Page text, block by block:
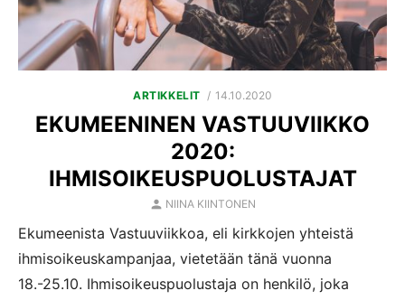
ARTIKKELIT
POSTED
14.10.2020
EKUMEENINEN VASTUUVIIKKO
2020:
IHMISOIKEUSPUOLUSTAJAT
AUTHOR
NIINA KIINTONEN
Ekumeenista Vastuuviikkoa, eli kirkkojen yhteistä
ihmisoikeuskampanjaa, vietetään tänä vuonna
18.-25.10. Ihmisoikeuspuolustaja on henkilö, joka